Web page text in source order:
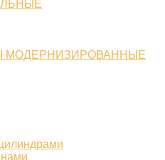
МОДЕРНИЗИРОВАННЫЕ